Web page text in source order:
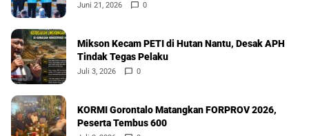
Juni 21, 2026 0
Mikson Kecam PETI di Hutan Nantu, Desak APH
Tindak Tegas Pelaku
Juli 3, 2026 0
KORMI Gorontalo Matangkan FORPROV 2026,
Peserta Tembus 600